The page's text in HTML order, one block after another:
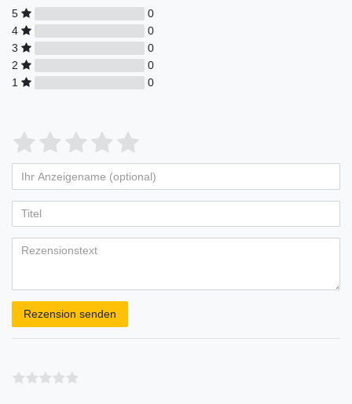
5
0
4
0
3
0
2
0
1
0
Bewertungssterne
von
5
Bewertungssternen
4
von
5
Bewertungssternen
3
von
5
Bewertungssternen
2
von
5
Bewertungssternen
1
von
5
Bewertungssternen
Anzeigename
(optional)
Rezension senden